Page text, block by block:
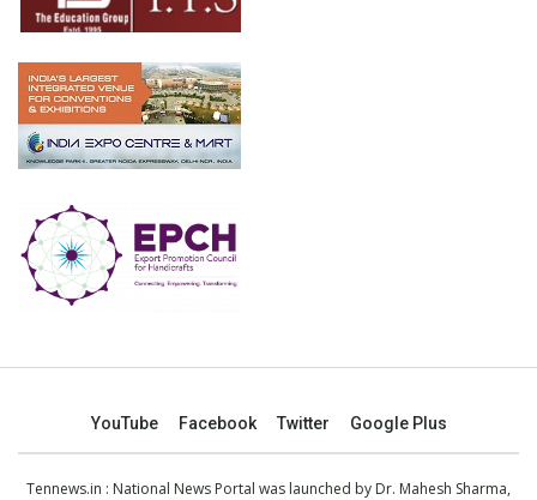
YouTube Facebook Twitter Google Plus
Tennews.in : National News Portal was launched by Dr. Mahesh Sharma,